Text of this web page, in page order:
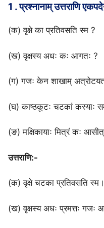
1 . प्रश्नानाम् उत्तराणि
(क) वृक्षे का प्रतिवसति स्म ?
(ख) वृक्षस्य अधः कः आगतः ?
(ग) गजः केन शाखाम्
(घ) काष्ठकूटः चटकां कस्याः
(ङ) मक्षिकायाः मित्रं कः
उत्तराणि:-
(क) वृक्षे चटका प्रतिवसति स्म।
(ख) वृक्षस्य अधः प्रमत्तः गजः